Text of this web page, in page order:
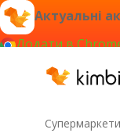
Актуальні
Додати в
Супермаркети